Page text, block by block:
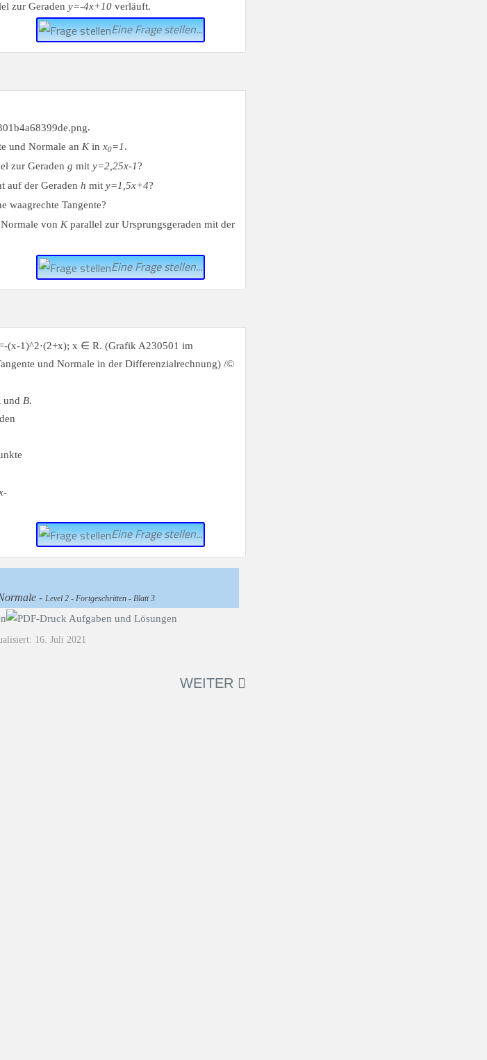
zur Geraden y=-4x+10 verläuft.
Eine Frage stellen...
.
und Normale an Kin x0=1.
zur Geraden g mit y=2,25x-1?
auf der Geraden h mit y=1,5x+4?
waagrechte Tangente?
von Kparallel zur Ursprungsgeraden mit der
Eine Frage stellen...
und B.
-
Eine Frage stellen...
- Level 2 - Fortgeschritten - Blatt 3
16. Juli 2021
WEITER